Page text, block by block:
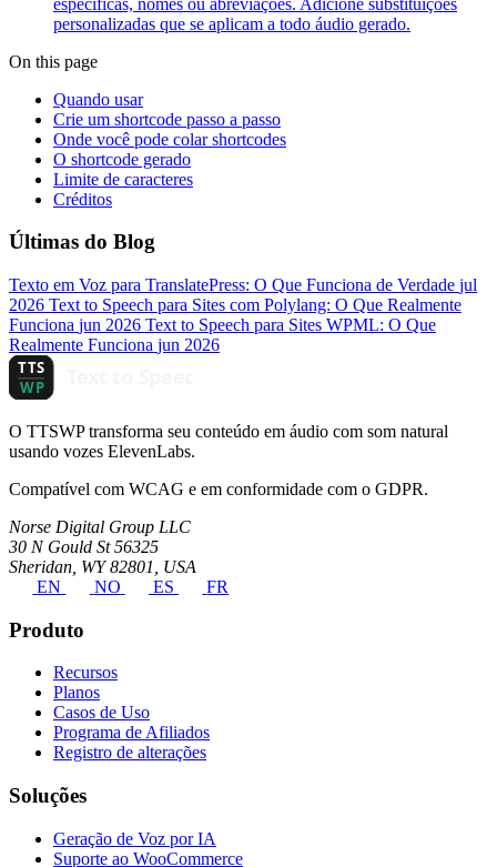
personalizadas que se aplicam a todo áudio gerado.
On this page
Quando usar
Crie um shortcode passo a passo
Onde você pode colar shortcodes
O shortcode gerado
Limite de caracteres
Créditos
Últimas do Blog
Texto em Voz para TranslatePress: O Que Funciona de Verdade jul
2026 Text to Speech para Sites com Polylang: O Que Realmente
Funciona jun 2026 Text to Speech para Sites WPML: O Que
Realmente Funciona jun 2026
O TTSWP transforma seu conteúdo em áudio com som natural
usando vozes ElevenLabs.
Compatível com WCAG e em conformidade com o GDPR.
Norse Digital Group LLC
30 N Gould St 56325
Sheridan, WY 82801, USA
EN
NO ES FR
Produto
Recursos
Planos
Casos de Uso
Programa de Afiliados
Registro de alterações
Soluções
Geração de Voz por IA
Suporte ao WooCommerce